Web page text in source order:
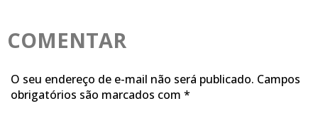
COMENTAR
O seu endereço de e-mail não será publicado. Campos
obrigatórios são marcados com *